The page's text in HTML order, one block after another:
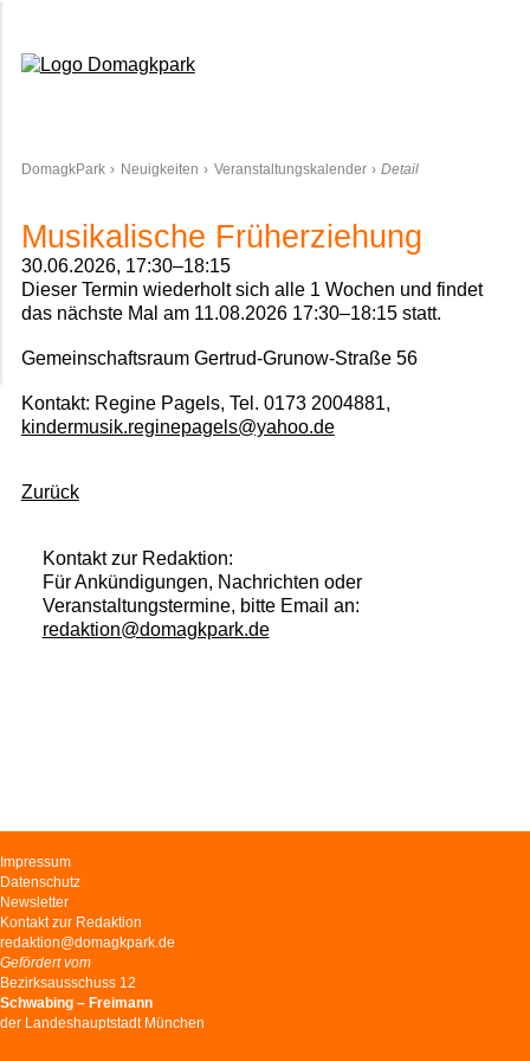
DomagkPark Neuigkeiten Veranstaltungskalender Detail
Musikalische Früherziehung
30.06.2026, 17:30–18:15
Dieser Termin wiederholt sich alle 1 Wochen und findet
das nächste Mal am 11.08.2026 17:30–18:15statt.
Gemeinschaftsraum Gertrud-Grunow-Straße 56
Kontakt: Regine Pagels, Tel. 0173 2004881,
kindermusik.reginepagels@yahoo.de
Zurück
Kontakt zur Redaktion:
Für Ankündigungen, Nachrichten oder
Veranstaltungstermine, bitte Email an:
redaktion@domagkpark.de
Navigation
überspringen
Impressum
Datenschutz
Newsletter
Kontakt zur Redaktion
redaktion@domagkpark.de
Gefördert vom
Bezirksausschuss 12
Schwabing – Freimann
der Landeshauptstadt München